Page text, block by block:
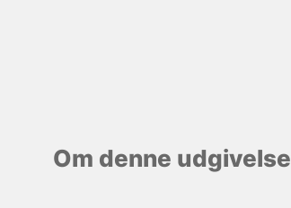
Om denne udgivelse